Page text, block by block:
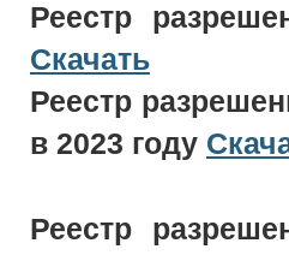
Реестр
Скачать
Реестр
в 2023 году
Реестр